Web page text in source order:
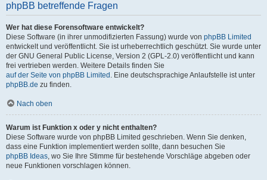
phpBB betreffende Fragen
Wer hat diese Forensoftware entwickelt?
Diese Software (in ihrer unmodifizierten Fassung) wurde von phpBB Limited
entwickelt und veröffentlicht. Sie ist urheberrechtlich geschützt. Sie wurde unter
der GNU General Public License, Version 2 (GPL-2.0) veröffentlicht und kann
frei vertrieben werden. Weitere Details finden Sie
auf der Seite von phpBB Limited . Eine deutschsprachige Anlaufstelle ist unter
phpBB.de zu finden.
Nach oben
Warum ist Funktion x oder y nicht enthalten?
Diese Software wurde von phpBB Limited geschrieben. Wenn Sie denken,
dass eine Funktion implementiert werden sollte, dann besuchen Sie
phpBB Ideas, wo Sie Ihre Stimme für bestehende Vorschläge abgeben oder
neue Funktionen vorschlagen können.